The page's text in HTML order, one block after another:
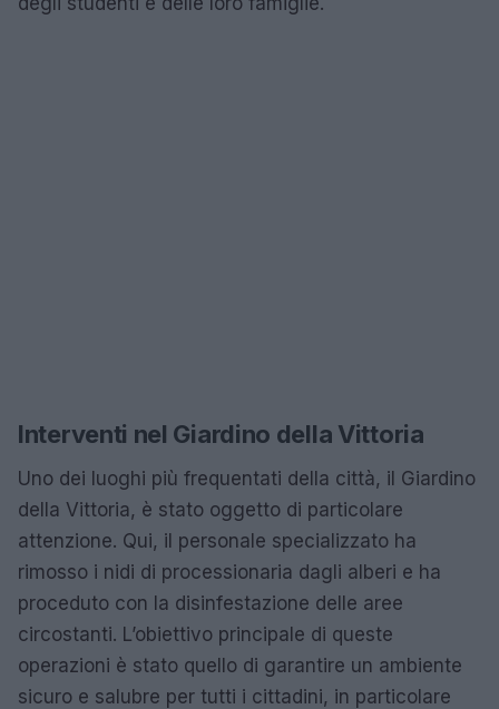
Interventi nel Giardino della Vittoria
Uno dei luoghi più frequentati della città, il Giardino
della Vittoria, è stato oggetto di particolare
attenzione. Qui, il personale specializzato ha
rimosso i nidi di processionaria dagli alberi e ha
proceduto con la disinfestazione delle aree
circostanti. L’obiettivo principale di queste
operazioni è stato quello di garantire un ambiente
sicuro e salubre per tutti i cittadini, in particolare